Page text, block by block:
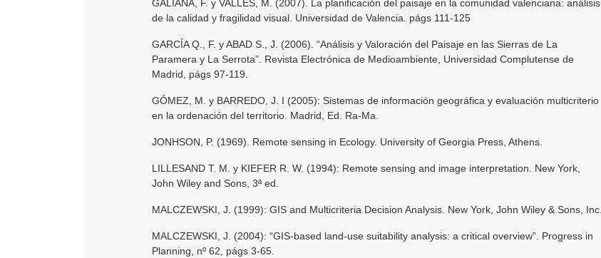
GALIANA, F. y VALLÉS, M. (2007). La planificación del paisaje en la comunidad valenciana: análisis
de la calidad y fragilidad visual. Universidad de Valencia. págs 111-125
GARCÍA Q., F. y ABAD S., J. (2006). “Análisis y Valoración del Paisaje en las Sierras de La
Paramera y La Serrota”. Revista Electrónica de Medioambiente, Universidad Complutense de
Madrid, págs 97-119.
GÓMEZ, M. y BARREDO, J. I (2005): Sistemas de información geográfica y evaluación multicriterio
en la ordenación del territorio. Madrid, Ed. Ra-Ma.
JONHSON, P. (1969). Remote sensing in Ecology. University of Georgia Press, Athens.
LILLESAND T. M. y KIEFER R. W. (1994): Remote sensing and image interpretation. New York,
John Wiley and Sons, 3ª ed.
MALCZEWSKI, J. (1999): GIS and Multicriteria Decision Analysis. New York, John Wiley & Sons, Inc.
MALCZEWSKI, J. (2004): “GIS-based land-use suitability analysis: a critical overview”. Progress in
Planning, nº 62, págs 3-65.